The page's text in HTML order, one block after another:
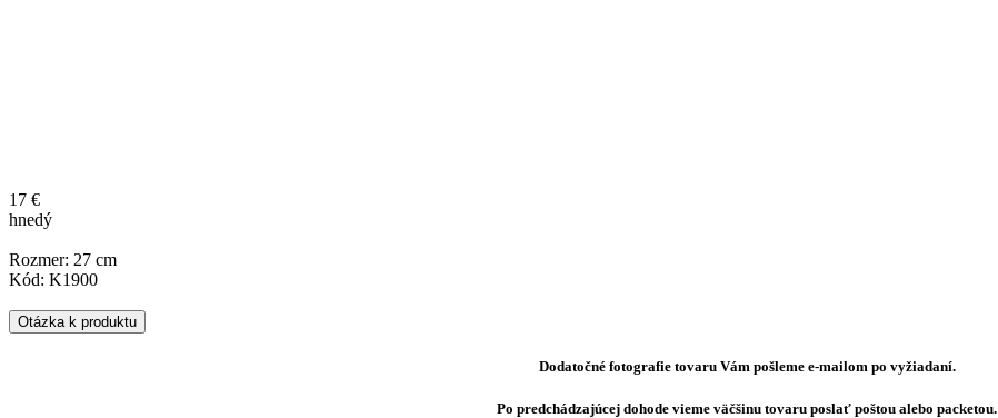
17 €
hnedý
Rozmer: 27 cm
Kód: K1900
Otázka k produktu
Dodatočné fotografie tovaru Vám pošleme e-mailom po vyžiadaní.
Po predchádzajúcej dohode vieme väčšinu tovaru poslať poštou alebo packetou.